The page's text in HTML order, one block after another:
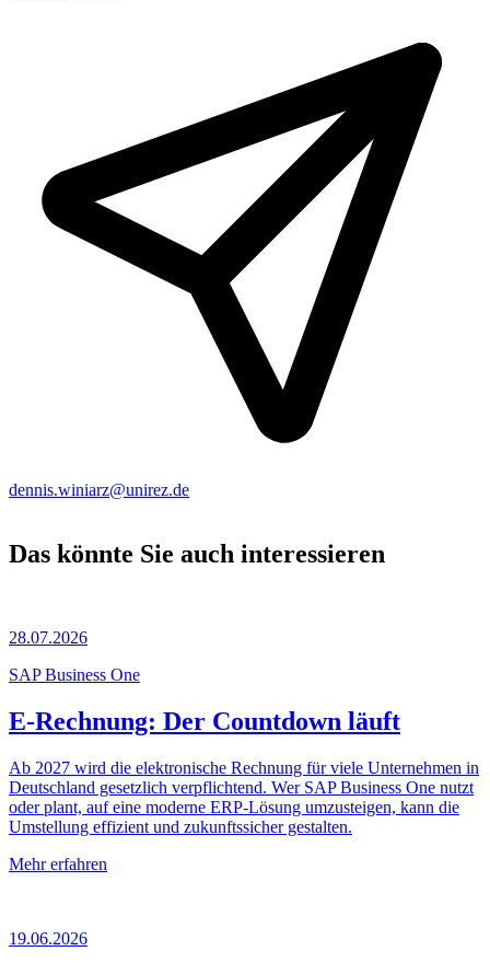
dennis.winiarz@unirez.de
Das könnte Sie auch interessieren
28.07.2026
SAP Business One
E-Rechnung: Der Countdown läuft
Ab 2027 wird die elektronische Rechnung für viele Unternehmen in
Deutschland gesetzlich verpflichtend. Wer SAP Business One nutzt
oder plant, auf eine moderne ERP-Lösung umzusteigen, kann die
Umstellung effizient und zukunftssicher gestalten.
Mehr erfahren
19.06.2026